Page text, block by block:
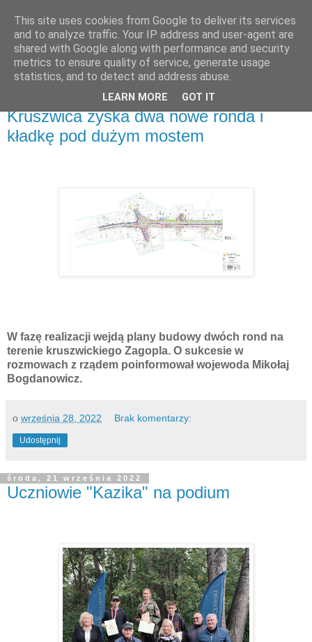
środa, 28 września 2022
Kruszwica zyska dwa nowe ronda i
kładkę pod dużym mostem
W fazę realizacji wejdą plany budowy dwóch rond na
terenie kruszwickiego Zagopla. O sukcesie w
rozmowach z rządem poinformował wojewoda Mikołaj
Bogdanowicz.
o września 28, 2022 Brak komentarzy:
Udostępnij
środa, 21 września 2022
Uczniowie "Kazika" na podium
This site uses cookies from Google to deliver its services
and to analyze traffic. Your IP address and user-agent are
shared with Google along with performance and security
metrics to ensure quality of service, generate usage
statistics, and to detect and address abuse.
LEARN MORE GOT IT